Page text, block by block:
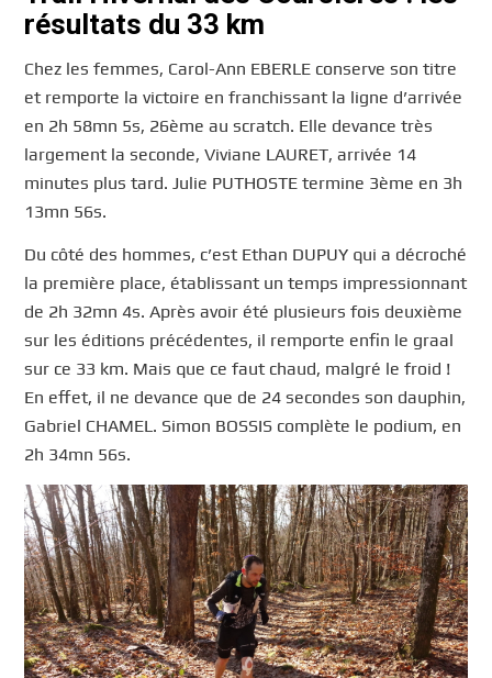
résultats du 33 km
Chez les femmes, Carol-Ann EBERLE conserve son titre
et remporte la victoire en franchissant la ligne d’arrivée
en 2h 58mn 5s, 26ème au scratch. Elle devance très
largement la seconde, Viviane LAURET, arrivée 14
minutes plus tard. Julie PUTHOSTE termine 3ème en 3h
13mn 56s.
Du côté des hommes, c’est Ethan DUPUY qui a décroché
la première place, établissant un temps impressionnant
de 2h 32mn 4s. Après avoir été plusieurs fois deuxième
sur les éditions précédentes, il remporte enfin le graal
sur ce 33 km. Mais que ce faut chaud, malgré le froid !
En effet, il ne devance que de 24 secondes son dauphin,
Gabriel CHAMEL. Simon BOSSIS complète le podium, en
2h 34mn 56s.